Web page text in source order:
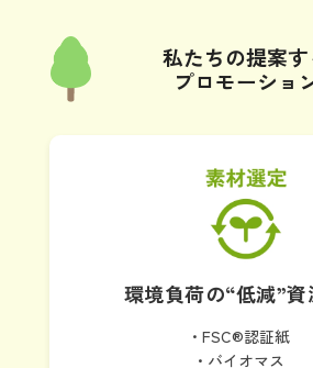
私たちの提案す
プロモーショ
環境負荷の“低減”資
・FSC®認証紙
・バイオマス